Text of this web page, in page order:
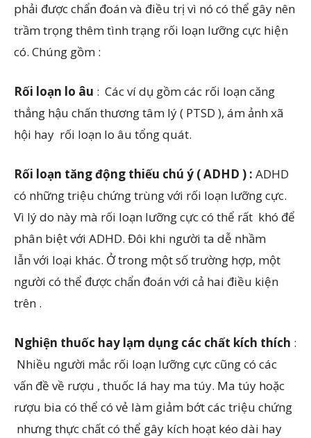
phải được chẩn đoán và điều trị vì nó có thể gây nên
trầm trọng thêm tình trạng rối loạn lưỡng cực hiện
có. Chúng gồm :
Rối loạn lo âu : Các ví dụ gồm các rối loạn căng
thẳng hậu chấn thương tâm lý ( PTSD ), ám ảnh xã
hội hay rối loạn lo âu tổng quát.
Rối loạn tăng động thiếu chú ý ( ADHD ) : ADHD
có những triệu chứng trùng với rối loạn lưỡng cực.
Vì lý do này mà rối loạn lưỡng cực có thể rất khó để
phân biệt với ADHD. Đôi khi người ta dễ nhầm
lẫn với loại khác. Ở trong một số trường hợp, một
người có thể được chẩn đoán với cả hai điều kiện
trên .
Nghiện thuốc hay lạm dụng các chất kích thích :
Nhiều người mắc rối loạn lưỡng cực cũng có các
vấn đề về rượu , thuốc lá hay ma túy. Ma túy hoặc
rượu bia có thể có vẻ làm giảm bớt các triệu chứng
nhưng thực chất có thể gây kích hoạt kéo dài hay